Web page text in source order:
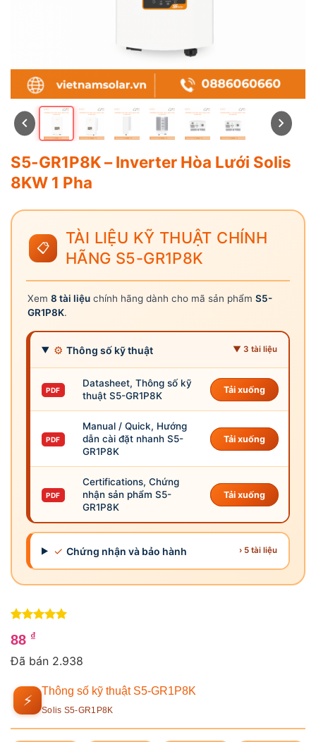
S5-GR1P8K – Inverter Hòa Lưới Solis
8KW 1 Pha
📋
TÀI LIỆU KỸ THUẬT CHÍNH
HÃNG S5-GR1P8K
Xem 8 tài liệu chính hãng dành cho mã sản phẩm S5-
GR1P8K.
⚙ Thông số kỹ thuật ▼ 3 tài liệu
PDF
Datasheet, Thông số kỹ
thuật S5-GR1P8K
Tải xuống
PDF
Manual / Quick, Hướng
dẫn cài đặt nhanh S5-
GR1P8K
Tải xuống
PDF
Certifications, Chứng
nhận sản phẩm S5-
GR1P8K
Tải xuống
✓ Chứng nhận và bảo hành › 5 tài liệu
trên 5
dựa trên
88 ₫
Đã bán 2.938
⚡
Thông số kỹ thuật S5-GR1P8K
Solis S5-GR1P8K